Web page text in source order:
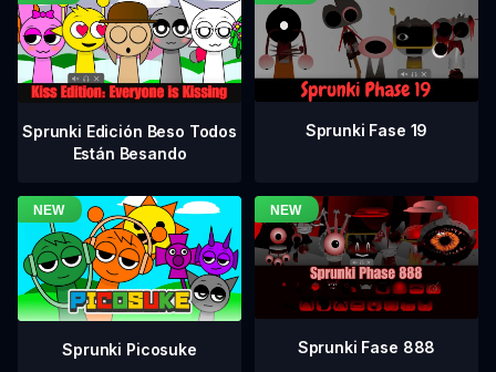
Sprunki Edición Beso Todos
Están Besando
Sprunki Fase 19
Sprunki Picosuke Sprunki Fase 888